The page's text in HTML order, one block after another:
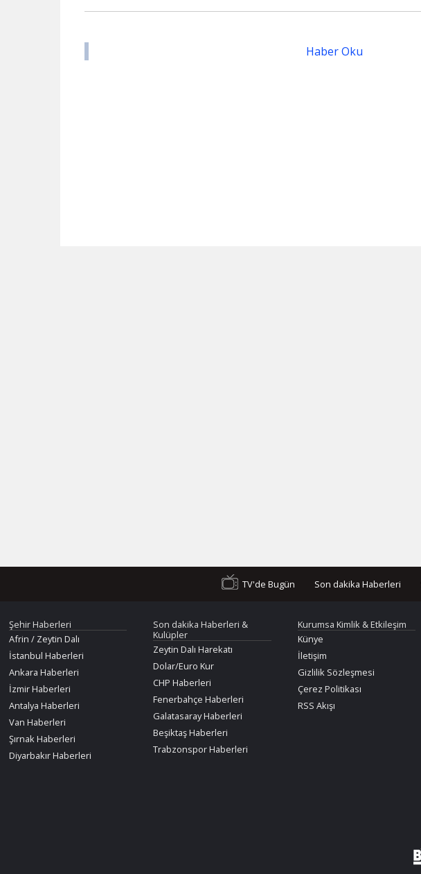
Haber Oku
TV'de Bugün Son dakika Haberleri
Şehir Haberleri
Afrin / Zeytin Dalı
İstanbul Haberleri
Ankara Haberleri
İzmir Haberleri
Antalya Haberleri
Van Haberleri
Şırnak Haberleri
Diyarbakır Haberleri
Son dakika Haberleri &
Kulüpler
Zeytin Dalı Harekatı
Dolar/Euro Kur
CHP Haberleri
Fenerbahçe Haberleri
Galatasaray Haberleri
Beşiktaş Haberleri
Trabzonspor Haberleri
Kurumsa Kimlik & Etkileşim
Künye
İletişim
Gizlilik Sözleşmesi
Çerez Politikası
RSS Akışı